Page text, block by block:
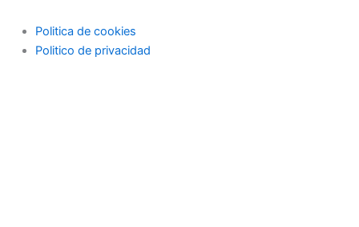
Politica de cookies
Politico de privacidad